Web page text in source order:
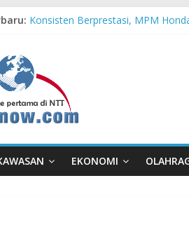
Konsisten Berprestasi, MPM
Cross Border, Belu Garda
Bupati Belu Buka Garuda Sakti
EKONOMI